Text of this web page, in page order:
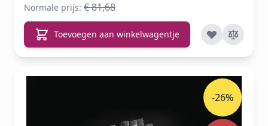
Normale prijs: € 81,68
Toevoegen aan winkelwagentje
-26%